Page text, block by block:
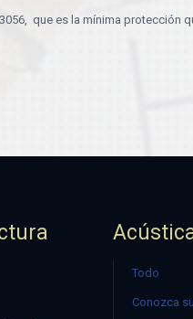
que es la mínima protección
Todo
Conozca